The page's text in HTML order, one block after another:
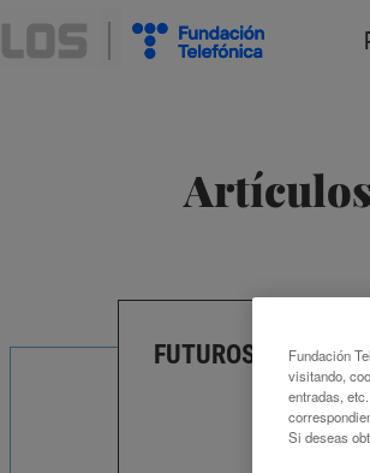
FUTUROS
Fundación
visitando,
entradas,
Si deseas